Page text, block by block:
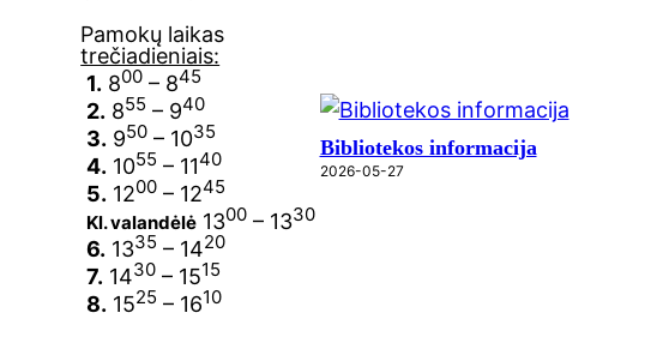
Pamokų laikas
trečiadieniais:
1. 800 – 845
2. 855 – 940
3. 950 – 1035
4. 1055 – 1140
5. 1200 – 1245
Kl. valandėlė 1300 – 1330
6. 1335 – 1420
7. 1430 – 1515
8. 1525 – 1610
Bibliotekos informacija
2026-05-27